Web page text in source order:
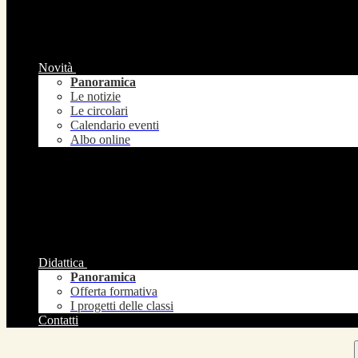
Novità
Panoramica
Le notizie
Le circolari
Calendario eventi
Albo online
Didattica
Panoramica
Offerta formativa
I progetti delle classi
Contatti